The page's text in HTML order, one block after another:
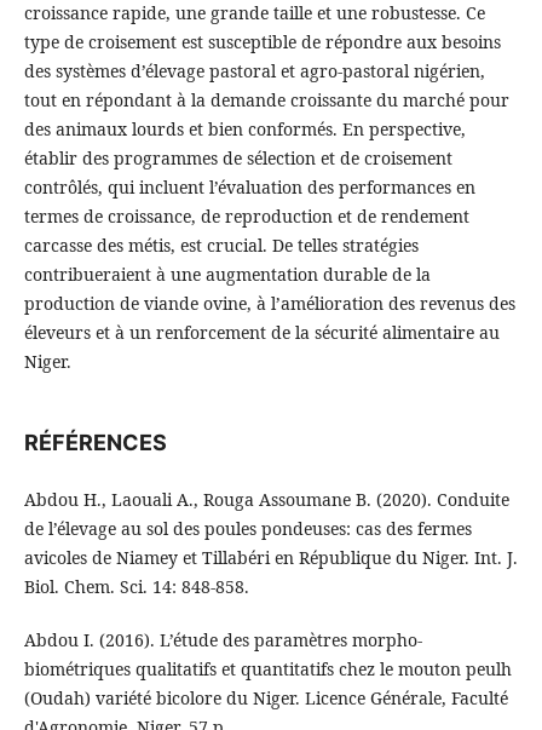
croissance rapide, une grande taille et une robustesse. Ce
type de croisement est susceptible de répondre aux besoins
des systèmes d’élevage pastoral et agro-pastoral nigérien,
tout en répondant à la demande croissante du marché pour
des animaux lourds et bien conformés. En perspective,
établir des programmes de sélection et de croisement
contrôlés, qui incluent l’évaluation des performances en
termes de croissance, de reproduction et de rendement
carcasse des métis, est crucial. De telles stratégies
contribueraient à une augmentation durable de la
production de viande ovine, à l’amélioration des revenus des
éleveurs et à un renforcement de la sécurité alimentaire au
Niger.
RÉFÉRENCES
Abdou H., Laouali A., Rouga Assoumane B. (2020). Conduite
de l’élevage au sol des poules pondeuses: cas des fermes
avicoles de Niamey et Tillabéri en République du Niger. Int. J.
Biol. Chem. Sci. 14: 848-858.
Abdou I. (2016). L’étude des paramètres morpho-
biométriques qualitatifs et quantitatifs chez le mouton peulh
(Oudah) variété bicolore du Niger. Licence Générale, Faculté